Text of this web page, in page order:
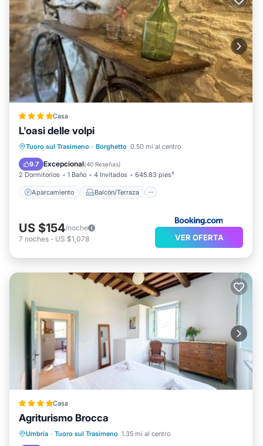
Casa
L'oasi delle volpi
Tuoro sul Trasimeno · Borghetto 0.50 mi al centro
9.7 Excepcional(40 Reseñas)
2 Dormitorios 1 Baño 4 Invitados 645.83 pies²
Aparcamiento Balcón/Terraza
Aparcamiento
Balcón/Terraza
Vistas
Aire acondicionado
US $154/noche
7 noches - US $1,078 VER OFERTA
Casa
Agriturismo Brocca
Umbria · Tuoro sul Trasimeno 1.35 mi al centro
Frente al mar Aparcamiento